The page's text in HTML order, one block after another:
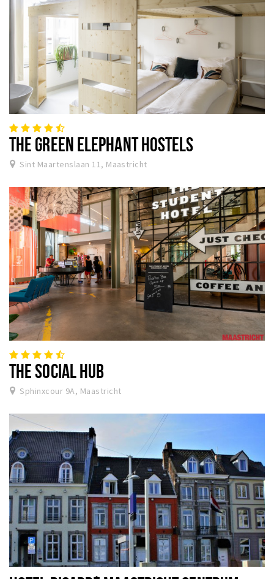
THE GREEN ELEPHANT HOSTELS
Sint Maartenslaan 11, Maastricht
THE SOCIAL HUB
Sphinxcour 9A, Maastricht